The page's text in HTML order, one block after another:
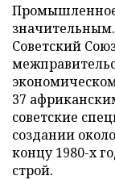
Советский
37
советские
создании
концу 1980-х
строй.